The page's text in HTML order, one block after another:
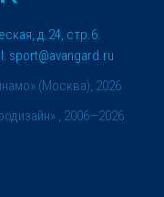
(Москва), 2026
д.24, стр.6.
sport@avangard.ru
, 2006—2026